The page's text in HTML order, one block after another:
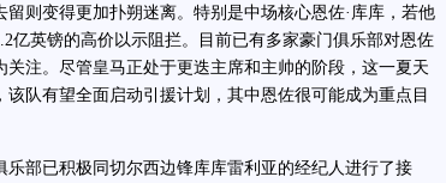
变得更加扑朔迷离。特别是中场核心恩佐·库库，若他
亿英镑的高价以示阻拦。目前已有多家豪门俱乐部对恩佐
注。尽管皇马正处于更迭主席和主帅的阶段，这一夏天
队有望全面启动引援计划，其中恩佐很可能成为重点目
部已积极同切尔西边锋库库雷利亚的经纪人进行了接